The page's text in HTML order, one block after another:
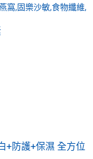
窩,固樂沙敏,食物纖維,